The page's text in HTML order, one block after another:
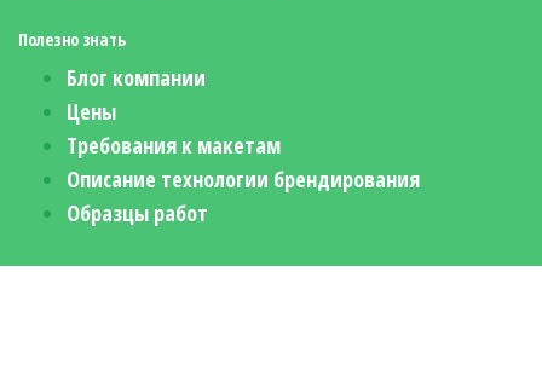
Полезно знать
Блог компании
Цены
Требования к макетам
Описание технологии брендирования
Образцы работ